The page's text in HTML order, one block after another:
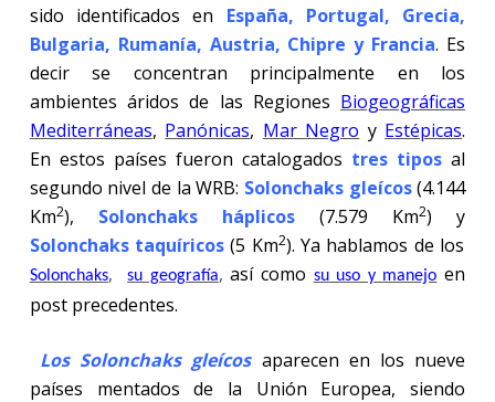
sido identificados en España, Portugal, Grecia,
Bulgaria, Rumanía, Austria, Chipre y Francia. Es
decir se concentran principalmente en los
ambientes áridos de las Regiones Biogeográficas
Mediterráneas, Panónicas, Mar Negro y Estépicas.
En estos países fueron catalogados tres tipos al
segundo nivel de la WRB: Solonchaks gleícos (4.144
Km2), Solonchaks háplicos (7.579 Km2) y
Solonchaks taquíricos (5 Km2). Ya hablamos de los
Solonchaks,su geografía,así como su uso y manejo en
post precedentes.
Los Solonchaks gleícos aparecen en los nueve
países mentados de la Unión Europea, siendo